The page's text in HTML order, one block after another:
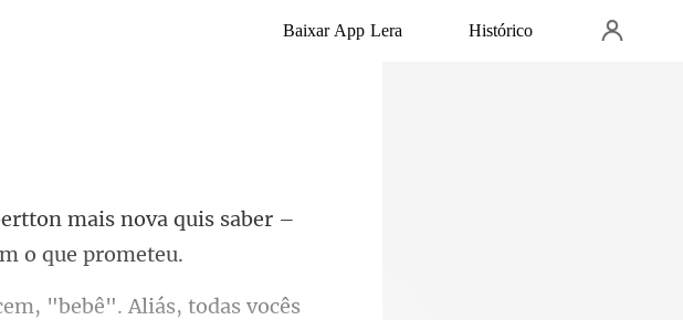
Baixar App Lera Histórico
ertton mais nova quis saber –
cês